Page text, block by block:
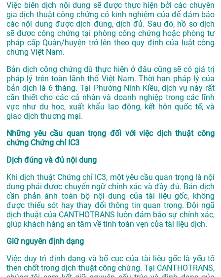
Việc biên dịch nội dung sẽ được thực hiện bởi các chuyên
gia dịch thuật công chứng có kinh nghiệm của để đảm bảo
các nội dung được dịch đúng, dịch đủ. Sau đó, hồ sơ dịch
sẽ được công chứng tại phòng công chứng hoặc phòng tư
pháp cấp Quận/huyện trở lên theo quy định của luật công
chứng Việt Nam.
Bản dịch công chứng dù thực hiện ở đâu cũng sẽ có giá trị
pháp lý trên toàn lãnh thổ Việt Nam. Thời hạn pháp lý của
bản dịch là 6 tháng. Tại Phường Ninh Kiều, dịch vụ này rất
cần thiết cho các cá nhân và doanh nghiệp trong các lĩnh
vực như du học, xuất khẩu lao động, kết hôn quốc tế, và
giao dịch thương mại.
Những yêu cầu quan trọng đối với việc dịch thuật công
chứng Chứng chỉ IC3
Dịch đúng và đủ nội dung
Khi dịch thuật Chứng chỉ IC3, một yêu cầu quan trọng là nội
dung phải được chuyển ngữ chính xác và đầy đủ. Bản dịch
cần phản ánh toàn bộ nội dung của tài liệu gốc, không
được thiếu sót hay thay đổi thông tin quan trọng. Đội ngũ
dịch thuật của CANTHOTRANS luôn đảm bảo sự chính xác,
giúp khách hàng an tâm về tính toàn vẹn của tài liệu dịch.
Giữ nguyên định dạng
Việc duy trì định dạng và bố cục của tài liệu gốc là yếu tố
then chốt trong dịch thuật công chứng. Tại CANTHOTRANS,